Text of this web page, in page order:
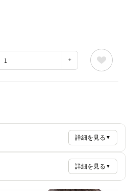
詳細を見る ▼
詳細を見る ▼